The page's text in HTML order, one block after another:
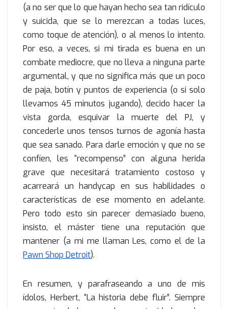
(a no ser que lo que hayan hecho sea tan ridículo
y suicida, que se lo merezcan a todas luces,
como toque de atención), o al menos lo intento.
Por eso, a veces, si mi tirada es buena en un
combate mediocre, que no lleva a ninguna parte
argumental, y que no significa más que un poco
de paja, botín y puntos de experiencia (o si solo
llevamos 45 minutos jugando), decido hacer la
vista gorda, esquivar la muerte del PJ, y
concederle unos tensos turnos de agonía hasta
que sea sanado. Para darle emoción y que no se
confíen, les “recompenso” con alguna herida
grave que necesitará tratamiento costoso y
acarreará un handycap en sus habilidades o
características de ese momento en adelante.
Pero todo esto sin parecer demasiado bueno,
insisto, el máster tiene una reputación que
mantener (a mi me llaman Les, como el de la
Pawn Shop Detroit).
En resumen, y parafraseando a uno de mis
ídolos, Herbert, “La historia debe fluir”. Siempre